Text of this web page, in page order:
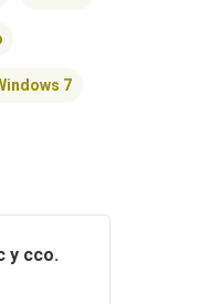
7
y cco.